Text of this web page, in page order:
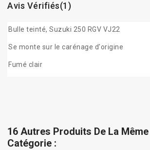
Avis Vérifiés(1)
Bulle teinté, Suzuki 250 RGV VJ22
Se monte sur le carénage d'origine
Fumé clair
16 Autres Produits De La Même
Catégorie :